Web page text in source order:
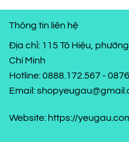
Thông tin liên hệ
Địa chỉ: 115 Tô Hiệu,
Chí Minh
Hotline: 0888.172.567 -
Email:
Website: https://